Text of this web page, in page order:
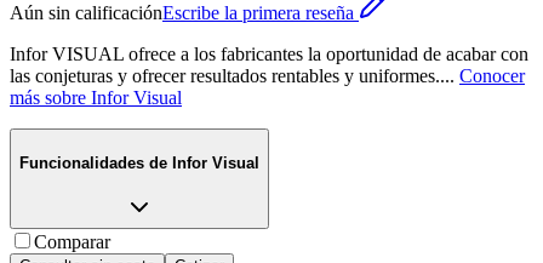
Aún sin calificaciónEscribe la primera reseña
Infor VISUAL ofrece a los fabricantes la oportunidad de acabar con
las conjeturas y ofrecer resultados rentables y uniformes.... Conocer
más sobre Infor Visual
Funcionalidades de Infor Visual
Comparar